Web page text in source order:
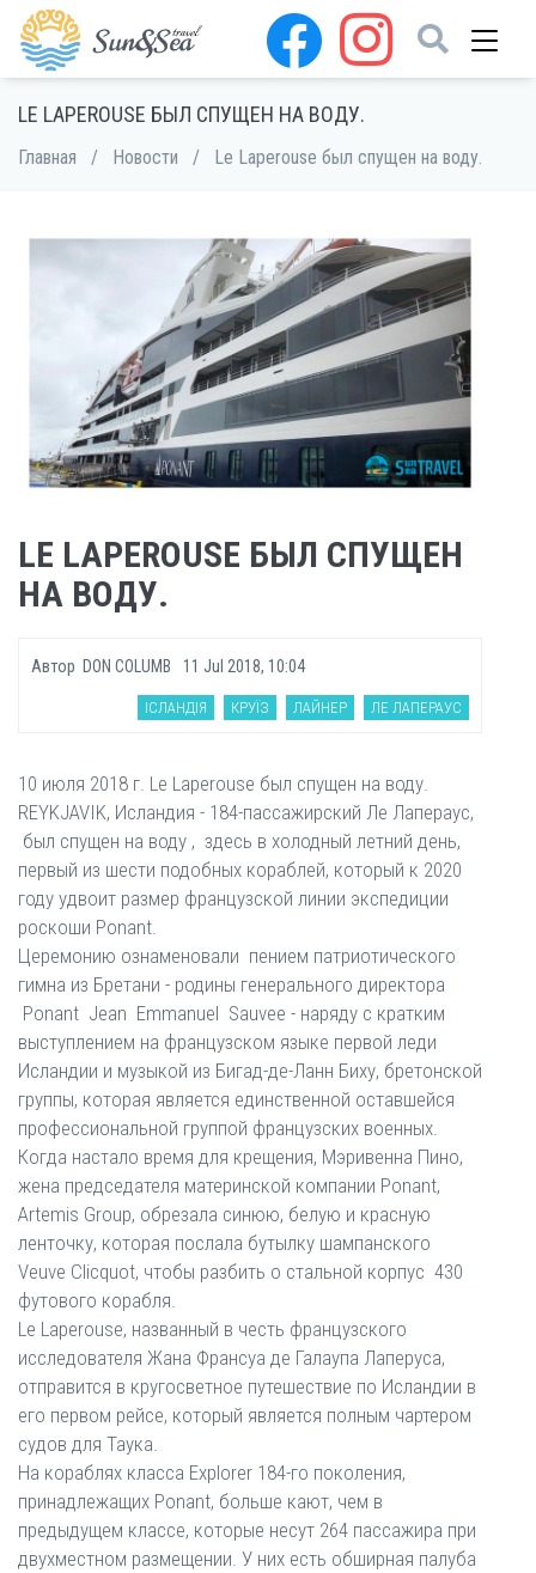
LE LAPEROUSE БЫЛ СПУЩЕН НА ВОДУ.
Главная / Новости / Le Laperouse был спущен на воду.
LE LAPEROUSE БЫЛ СПУЩЕН
НА ВОДУ.
Автор DON COLUMB 11 Jul 2018, 10:04
ІСЛАНДІЯ КРУЇЗ ЛАЙНЕР ЛЕ ЛАПЕРАУС
10 июля 2018 г. Le Laperouse был спущен на воду.
REYKJAVIK, Исландия - 184-пассажирский Ле Лапераус,
был спущен на воду , здесь в холодный летний день,
первый из шести подобных кораблей, который к 2020
году удвоит размер французской линии экспедиции
роскоши Ponant.
Церемонию ознаменовали пением патриотического
гимна из Бретани - родины генерального директора
Ponant Jean Emmanuel Sauvee - наряду с кратким
выступлением на французском языке первой леди
Исландии и музыкой из Бигад-де-Ланн Биху, бретонской
группы, которая является единственной оставшейся
профессиональной группой французских военных.
Когда настало время для крещения, Мэривенна Пино,
жена председателя материнской компании Ponant,
Artemis Group, обрезала синюю, белую и красную
ленточку, которая послала бутылку шампанского
Veuve Clicquot, чтобы разбить о стальной корпус 430
футового корабля.
Le Laperouse, названный в честь французского
исследователя Жана Франсуа де Галаупа Лаперуса,
отправится в кругосветное путешествие по Исландии в
его первом рейсе, который является полным чартером
судов для Таука.
На кораблях класса Explorer 184-го поколения,
принадлежащих Ponant, больше кают, чем в
предыдущем классе, которые несут 264 пассажира при
двухместном размещении. У них есть обширная палуба